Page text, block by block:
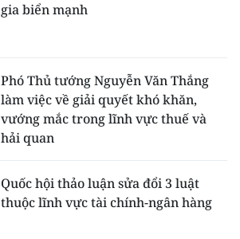
gia biển mạnh
Phó Thủ tướng Nguyễn Văn Thắng
làm việc về giải quyết khó khăn,
vướng mắc trong lĩnh vực thuế và
hải quan
Quốc hội thảo luận sửa đổi 3 luật
thuộc lĩnh vực tài chính-ngân hàng